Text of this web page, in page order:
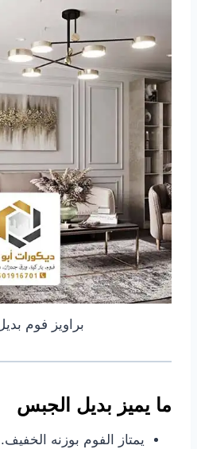
براويز فوم
ما يميز بديل الجبس
يمتاز الفوم بوزنه الخفيف.